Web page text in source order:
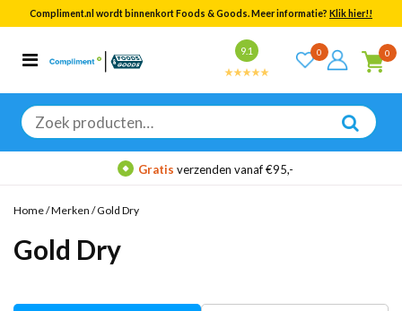
Compliment.nl wordt binnenkort Foods & Goods. Meer informatie? Klik hier!!
9.1 0 0
Zoeken
naar:
Categorieën
Bekijk alle resultaten
Gratis verzenden vanaf €95,-
Home/Merken /Gold Dry
Gold Dry